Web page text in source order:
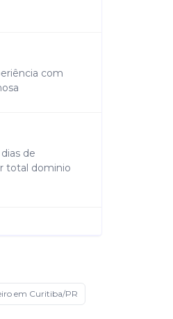
com
de
total dominio
em Curitiba/PR